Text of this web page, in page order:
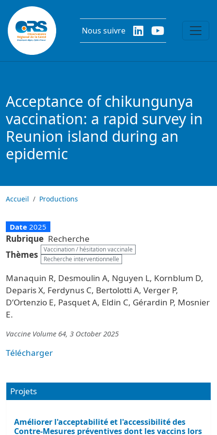
Aller au contenu principal
Nous suivre
Acceptance of chikungunya
vaccination: a rapid survey in
Reunion island during an
epidemic
Accueil Productions
Date 2025
Rubrique Recherche
Thèmes
Vaccination / hésitation vaccinale
Recherche interventionnelle
Manaquin R, Desmoulin A, Nguyen L, Kornblum D,
Deparis X, Ferdynus C, Bertolotti A, Verger P,
D’Ortenzio E, Pasquet A, Eldin C, Gérardin P, Mosnier
E.
Vaccine Volume 64, 3 October 2025
Télécharger
Projets
Améliorer l'acceptabilité et l'accessibilité des
Contre-Mesures préventives dont les vaccins lors